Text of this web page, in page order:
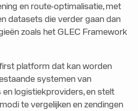
en route-optimalisatie, met
datasets die verder gaan dan
zoals het GLEC Framework
platform dat kan worden
systemen van
logistiekproviders, en stelt
te vergelijken en zendingen